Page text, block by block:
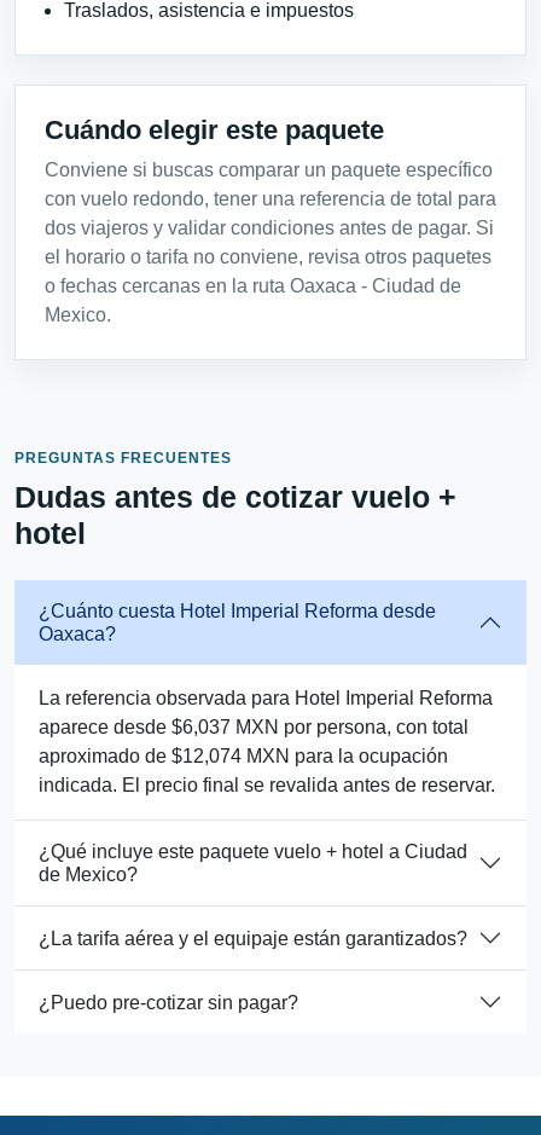
Traslados, asistencia e impuestos
Cuándo elegir este paquete
Conviene si buscas comparar un paquete específico
con vuelo redondo, tener una referencia de total para
dos viajeros y validar condiciones antes de pagar. Si
el horario o tarifa no conviene, revisa otros paquetes
o fechas cercanas en la ruta Oaxaca - Ciudad de
Mexico.
PREGUNTAS FRECUENTES
Dudas antes de cotizar vuelo +
hotel
¿Cuánto cuesta Hotel Imperial Reforma desde
Oaxaca?
La referencia observada para Hotel Imperial Reforma
aparece desde $6,037 MXN por persona, con total
aproximado de $12,074 MXN para la ocupación
indicada. El precio final se revalida antes de reservar.
¿Qué incluye este paquete vuelo + hotel a Ciudad
de Mexico?
¿La tarifa aérea y el equipaje están garantizados?
¿Puedo pre-cotizar sin pagar?